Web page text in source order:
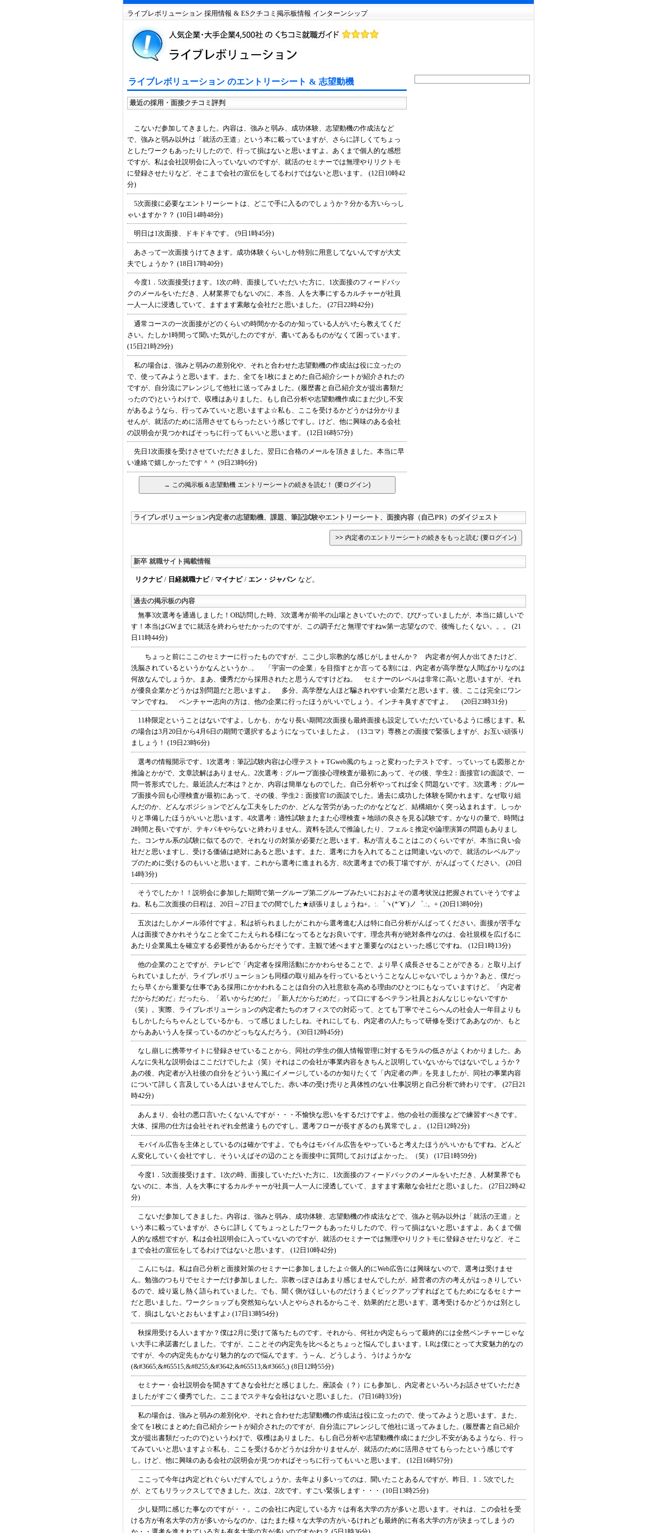
ライブレボリューション 採用情報 & ESクチコミ掲示板情報 インターンシップ
ライブレボリューション のエントリーシート & 志望動機
最近の採用・面接クチコミ評判
こないだ参加してきました。内容は、強みと弱み、成功体験、志望動機の作成法など
で、強みと弱み以外は「就活の王道」という本に載っていますが、さらに詳しくてちょっ
としたワークもあったりしたので、行って損はないと思いますよ。あくまで個人的な感想
ですが。私は会社説明会に入っていないのですが、就活のセミナーでは無理やりリクトモ
に登録させたりなど、そこまで会社の宣伝をしてるわけではないと思います。 (12日10時42
分)
5次面接に必要なエントリーシートは、どこで手に入るのでしょうか？分かる方いらっし
ゃいますか？？ (10日14時48分)
明日は1次面接、ドキドキです。 (9日1時45分)
あさって一次面接うけてきます。成功体験くらいしか特別に用意してないんですが大丈
夫でしょうか？ (18日17時40分)
今度1．5次面接受けます。1次の時、面接していただいた方に、1次面接のフィードバッ
クのメールをいただき、人材業界でもないのに、本当、人を大事にするカルチャーが社員
一人一人に浸透していて、ますます素敵な会社だと思いました。 (27日22時42分)
通常コースの一次面接がどのくらいの時間かかるのか知っている人がいたら教えてくだ
さい。たしか1時間って聞いた気がしたのですが、書いてあるものがなくて困っています。
(15日21時29分)
私の場合は、強みと弱みの差別化や、それと合わせた志望動機の作成法は役に立ったの
で、使ってみようと思います。また、全てを1枚にまとめた自己紹介シートが紹介されたの
ですが、自分流にアレンジして他社に送ってみました。(履歴書と自己紹介文が提出書類だ
ったので)というわけで、収穫はありました。もし自己分析や志望動機作成にまだ少し不安
があるようなら、行ってみていいと思いますよ☆私も、ここを受けるかどうかは分かりま
せんが、就活のために活用させてもらったという感じですし。けど、他に興味のある会社
の説明会が見つかればそっちに行ってもいいと思います。 (12日16時57分)
先日1次面接を受けさせていただきました。翌日に合格のメールを頂きました。本当に早
い連絡で嬉しかったです＾＾ (9日23時6分)
ライブレボリューション内定者の志望動機、課題、筆記試験やエントリーシート、面接内容（自己PR）のダイジェスト
新卒 就職サイト掲載情報
リクナビ/ 日経就職ナビ/ マイナビ/ エン・ジャパン など。
過去の掲示板の内容
無事3次選考を通過しました！OB訪問した時、3次選考が前半の山場ときいていたので、びびっていましたが、本当に嬉しいで
す！本当はGWまでに就活を終わらせたかったのですが、この調子だと無理ですねw第一志望なので、後悔したくない。。。 (21
日11時44分)
ちょっと前にここのセミナーに行ったものですが、ここ少し宗教的な感じがしませんか？ 内定者が何人か出てきたけど、
洗脳されているというかなんというか..。 「宇宙一の企業」を目指すとか言ってる割には、内定者が高学歴な人間ばかりなのは
何故なんでしょうか。まあ、優秀だから採用されたと思うんですけどね。 セミナーのレベルは非常に高いと思いますが、それ
が優良企業かどうかは別問題だと思いますよ。 多分、高学歴な人ほど騙されやすい企業だと思います。後、ここは完全にワン
マンですね。 ベンチャー志向の方は、他の企業に行ったほうがいいでしょう。インチキ臭すぎですよ。 (20日23時31分)
11枠限定ということはないですよ。しかも、かなり長い期間2次面接も最終面接も設定していただいているように感じます。私
の場合は3月20日から4月6日の期間で選択するようになっていましたよ。（13コマ）専務との面接で緊張しますが、お互い頑張り
ましょう！ (19日23時6分)
選考の情報開示です。1次選考：筆記試験内容は心理テスト＋TGweb風のちょっと変わったテストです。っていっても図形とか
推論とかがで、文章読解はありません。2次選考：グループ面接心理検査が最初にあって、その後、学生2：面接官1の面談で、一
問一答形式でした。最近読んだ本は？とか、内容は簡単なものでした。自己分析やってれば全く問題ないです。3次選考：グルー
プ面接今回も心理検査が最初にあって、その後、学生2：面接官1の面談でした。過去に成功した体験を聞かれます。なぜ取り組
んだのか、どんなポジションでどんな工夫をしたのか、どんな苦労があったのかなどなど、結構細かく突っ込まれます。しっか
りと準備したほうがいいと思います。4次選考：適性試験またまた心理検査＋地頭の良さを見る試験です。かなりの量で、時間は
2時間と長いですが、テキパキやらないと終わりません。資料を読んで推論したり、フェルミ推定や論理演算の問題もありまし
た。コンサル系の試験に似てるので、それなりの対策が必要だと思います。私が言えることはこのくらいですが、本当に良い会
社だと思いますし、受ける価値は絶対にあると思います。また、選考に力を入れてることは間違いないので、就活のレベルアッ
プのために受けるのもいいと思います。これから選考に進まれる方、8次選考までの長丁場ですが、がんばってください。 (20日
14時3分)
そうでしたか！！説明会に参加した期間で第一グループ第二グループみたいにおおよその選考状況は把握されていそうですよ
ね。私も二次面接の日程は、20日～27日までの間でした★頑張りましょうね+。:.゜ヽ(*´∀`)ノ゜.:。+ (20日13時0分)
五次はたしかメール添付ですよ。私は祈られましたがこれから選考進む人は特に自己分析がんばってください。面接が苦手な
人は面接できかれそうなこと全てこたえられる様になってるとなお良いです。理念共有が絶対条件なのは、会社規模を広げるに
あたり企業風土を確立する必要性があるからだそうです。主観で述べますと重要なのはといった感じですね。 (12日1時13分)
他の企業のことですが、テレビで「内定者を採用活動にかかわらせることで、より早く成長させることができる」と取り上げ
られていましたが、ライブレボリューションも同様の取り組みを行っているということなんじゃないでしょうか？あと、僕だっ
たら早くから重要な仕事である採用にかかわれることは自分の入社意欲を高める理由のひとつにもなっていますけど。「内定者
だからだめだ」だったら、「若いからだめだ」「新人だからだめだ」って口にするベテラン社員とおんなじじゃないですか
（笑）。実際、ライブレボリューションの内定者たちのオフィスでの対応って、とても丁寧でそこらへんの社会人一年目よりも
もしかしたらちゃんとしているかも、って感じましたしね。それにしても、内定者の人たちって研修を受けてああなのか、もと
からああいう人を採っているのかどっちなんだろう。 (30日12時45分)
なし崩しに携帯サイトに登録させていることから、同社の学生の個人情報管理に対するモラルの低さがよくわかりました。あ
んなに失礼な説明会はここだけでしたよ（笑）それはこの会社が事業内容をきちんと説明していないからではないでしょうか？
あの後、内定者が入社後の自分をどういう風にイメージしているのか知りたくて「内定者の声」を見ましたが、同社の事業内容
について詳しく言及している人はいませんでした。赤い本の受け売りと具体性のない仕事説明と自己分析で終わりです。 (27日21
時42分)
あんまり、会社の悪口言いたくないんですが・・・不愉快な思いをするだけですよ。他の会社の面接などで練習すべきです。
大体、採用の仕方は会社それぞれ全然違うものですし。選考フローが長すぎるのも異常でしょ。 (12日12時2分)
モバイル広告を主体としているのは確かですよ。でも今はモバイル広告をやっていると考えたほうがいいかもですね。どんど
ん変化していく会社ですし、そういえばその辺のことを面接中に質問しておけばよかった。（笑） (17日1時59分)
今度1．5次面接受けます。1次の時、面接していただいた方に、1次面接のフィードバックのメールをいただき、人材業界でも
ないのに、本当、人を大事にするカルチャーが社員一人一人に浸透していて、ますます素敵な会社だと思いました。 (27日22時42
分)
こないだ参加してきました。内容は、強みと弱み、成功体験、志望動機の作成法などで、強みと弱み以外は「就活の王道」と
いう本に載っていますが、さらに詳しくてちょっとしたワークもあったりしたので、行って損はないと思いますよ。あくまで個
人的な感想ですが。私は会社説明会に入っていないのですが、就活のセミナーでは無理やりリクトモに登録させたりなど、そこ
まで会社の宣伝をしてるわけではないと思います。 (12日10時42分)
こんにちは。私は自己分析と面接対策のセミナーに参加しましたよ☆個人的にWeb広告には興味ないので、選考は受けませ
ん。勉強のつもりでセミナーだけ参加しました。宗教っぽさはあまり感じませんでしたが、経営者の方の考えがはっきりしてい
るので、繰り返し熱く語られていました。でも、聞く側がほしいものだけうまくピックアップすればとてもためになるセミナー
だと思いました。ワークショップも突然知らない人とやらされるからこそ、効果的だと思います。選考受けるかどうかは別とし
て、損はしないとおもいますよ♪ (17日13時54分)
秋採用受ける人いますか？僕は2月に受けて落ちたものです。それから、何社か内定もらって最終的には全然ベンチャーじゃな
い大手に承諾書だしました。ですが、こことその内定先を比べるとちょっと悩んでしまいます。LRは僕にとって大変魅力的なの
ですが、今の内定先もかなり魅力的なので悩んでます。う～ん、どうしよう。うけようかな
(&#3665;&#65515;&#8255;&#3642;&#65513;&#3665;) (8日12時55分)
セミナー・会社説明会を聞きすてきな会社だと感じました。座談会（？）にも参加し、内定者といろいろお話させていただき
ましたがすごく優秀でした。ここまでステキな会社はないと思いました。 (7日16時33分)
私の場合は、強みと弱みの差別化や、それと合わせた志望動機の作成法は役に立ったので、使ってみようと思います。また、
全てを1枚にまとめた自己紹介シートが紹介されたのですが、自分流にアレンジして他社に送ってみました。(履歴書と自己紹介
文が提出書類だったので)というわけで、収穫はありました。もし自己分析や志望動機作成にまだ少し不安があるようなら、行っ
てみていいと思いますよ☆私も、ここを受けるかどうかは分かりませんが、就活のために活用させてもらったという感じです
し。けど、他に興味のある会社の説明会が見つかればそっちに行ってもいいと思います。 (12日16時57分)
ここって今年は内定どれぐらいだすんでしょうか。去年より多いってのは、聞いたことあるんですが。昨日、1．5次でした
が、とてもリラックスしてできました。次は、2次です。すごい緊張します・・・ (10日13時25分)
少し疑問に感じた事なのですが・・。この会社に内定している方々は有名大学の方が多いと思います。それは、この会社を受
ける方が有名大学の方が多いからなのか、はたまた様々な大学の方がいるけれども最終的に有名大学の方が決まってしまうの